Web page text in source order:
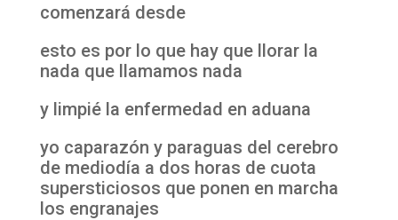
comenzará desde
esto es por lo que hay que llorar la
nada que llamamos nada
y limpié la enfermedad en aduana
yo caparazón y paraguas del cerebro
de mediodía a dos horas de cuota
supersticiosos que ponen en marcha
los engranajes